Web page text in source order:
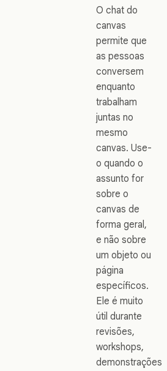
O chat do
canvas
permite que
as pessoas
conversem
enquanto
trabalham
juntas no
mesmo
canvas. Use-
o quando o
assunto for
sobre o
canvas de
forma geral,
e não sobre
um objeto ou
página
específicos.
Ele é muito
útil durante
revisões,
workshops,
demonstrações